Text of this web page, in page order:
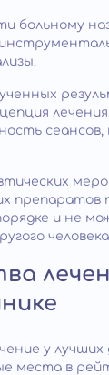
больному
препаратов
и не
у лучших
места в